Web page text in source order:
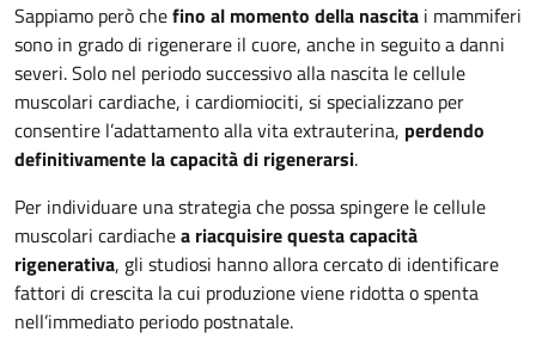
Sappiamo però chefino al momento della nascita i mammiferi
sono in grado di rigenerare il cuore, anche in seguito a danni
severi. Solo nel periodo successivo alla nascita le cellule
muscolari cardiache, i cardiomiociti, si specializzano per
consentire l’adattamento alla vita extrauterina, perdendo
definitivamente la capacità di rigenerarsi.
Per individuare una strategia che possa spingere le cellule
muscolari cardiachea riacquisire questa capacità
rigenerativa, gli studiosi hanno allora cercato di identificare
fattori di crescita la cui produzione viene ridotta o spenta
nell’immediato periodo postnatale.